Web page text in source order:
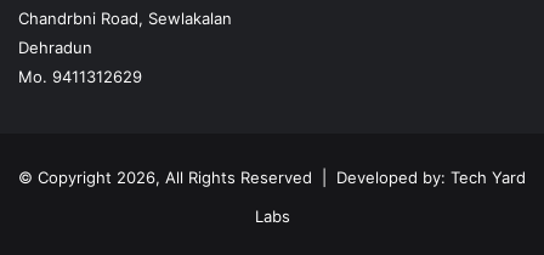
Chandrbni Road, Sewlakalan
Dehradun
Mo. 9411312629
© Copyright 2026, All Rights Reserved | Developed by: Tech Yard
Labs